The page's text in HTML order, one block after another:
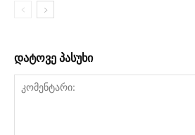
დატოვე პასუხი